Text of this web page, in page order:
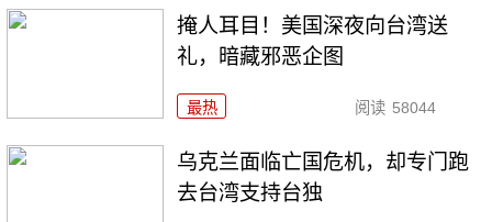
掩人耳目！美国深夜向台湾送
礼，暗藏邪恶企图
最热 阅读 58044
乌克兰面临亡国危机，却专门跑
去台湾支持台独